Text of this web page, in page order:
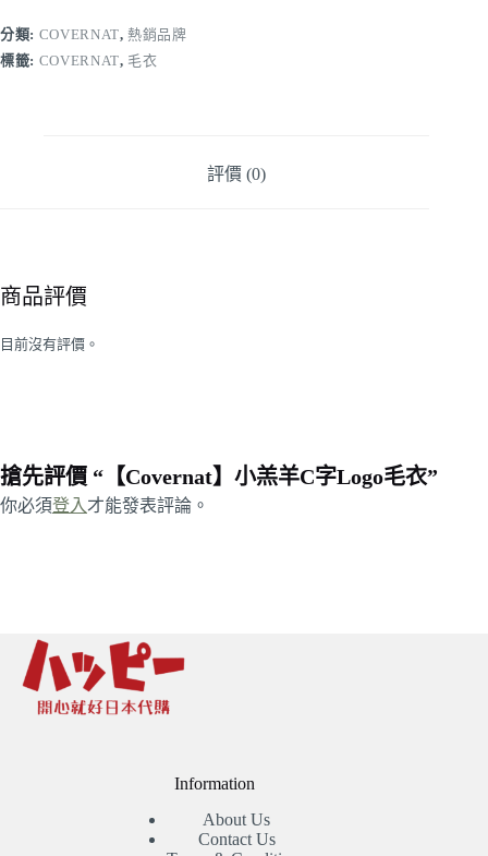
分類: COVERNAT, 熱銷品牌
標籤: COVERNAT, 毛衣
評價 (0)
商品評價
目前沒有評價。
搶先評價 “【Covernat】小羔羊C字Logo毛衣”
你必須登入才能發表評論。
Information
About Us
Contact Us